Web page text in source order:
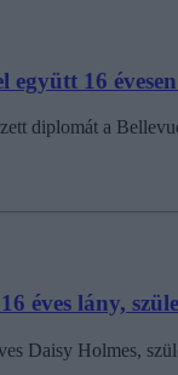
együtt 16
diplomát a
éves lány,
Daisy Holmes,